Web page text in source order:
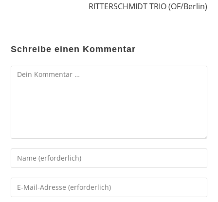
RITTERSCHMIDT TRIO (OF/Berlin)
Schreibe einen Kommentar
Kommentar
Gib
deinen
Namen
oder
Gib
deine